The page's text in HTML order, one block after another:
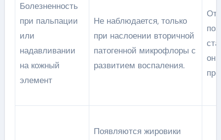
Болезненность
при пальпации
или
надавливании
на кожный
элемент
Не наблюдается, только
при наслоении вторичной
патогенной микрофлоры с
развитием воспаления.
Появляются жировики